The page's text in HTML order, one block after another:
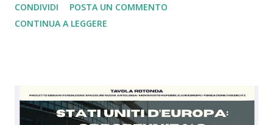
mondiale dove i nazisti vennero sconfitti grazie a Churchill
che comprese, a differenza di Chamberlain, il rischio. Oggi
lasciare. Ebbene siamo arrivati al punto che dopo 4 anni di
guerra in Ucraina gli Usa e la Russia sono de facto uniti
CONDIVIDI
POSTA UN COMMENTO
CONTINUA A LEGGERE